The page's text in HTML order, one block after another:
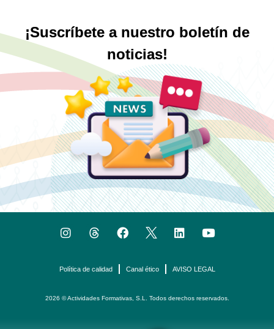
¡Suscríbete a nuestro boletín de
noticias!
Política de calidad Canal ético AVISO LEGAL
2026 © Actividades Formativas, S.L. Todos derechos reservados.